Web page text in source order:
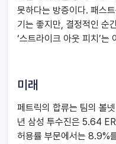
못하다는 방증이다. 패스
기는 좋지만, 결정적인 순
‘스트라이크 아웃 피치’는
미래
페트릭의 합류는 팀의 볼
년 삼성 투수진은 5.64
허용률 부문에서는 8.9%